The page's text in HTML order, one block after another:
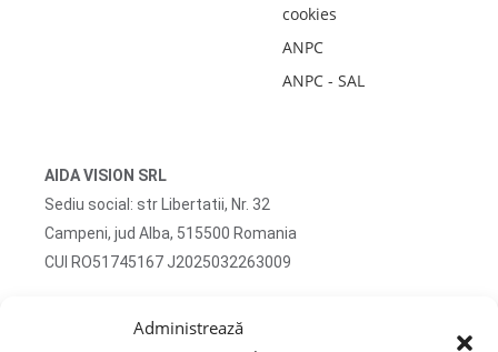
Administrează
cookies
ANPC
ANPC - SAL
AIDA VISION SRL
Sediu social: str Libertatii, Nr. 32
Campeni, jud Alba, 515500 Romania
CUI RO51745167 J2025032263009